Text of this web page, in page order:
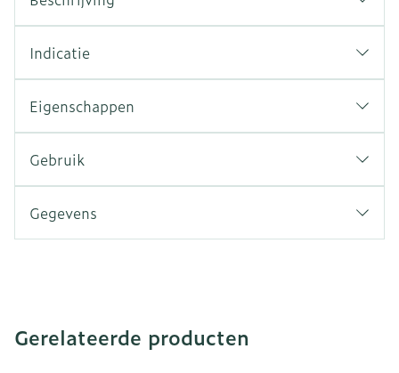
Indicatie
Eigenschappen
Gebruik
Gegevens
Gerelateerde producten